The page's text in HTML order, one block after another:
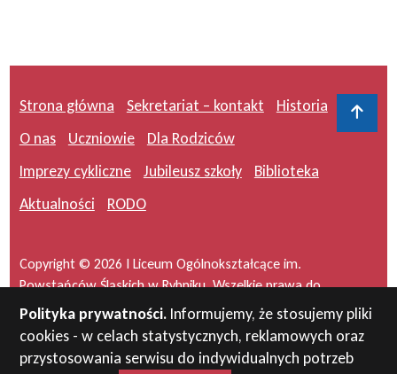
Polityka prywatności. Informujemy, że stosujemy pliki
cookies - w celach statystycznych, reklamowych oraz
przystosowania serwisu do indywidualnych potrzeb
Strona główna Sekretariat – kontakt
Historia
O nas
Uczniowie
Dla Rodziców
Imprezy cykliczne
Jubileusz szkoły
Biblioteka
Aktualności
RODO
Copyright © 2026 I Liceum Ogólnokształcące im.
Powstańców Śląskich w Rybniku. Wszelkie prawa do
serwisu zastrzeżone.
Projekt i wykonanie: masideas.pl
Do